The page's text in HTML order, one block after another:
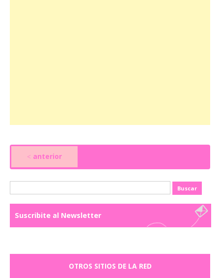
< anterior
Suscribite al Newsletter
OTROS SITIOS DE LA RED